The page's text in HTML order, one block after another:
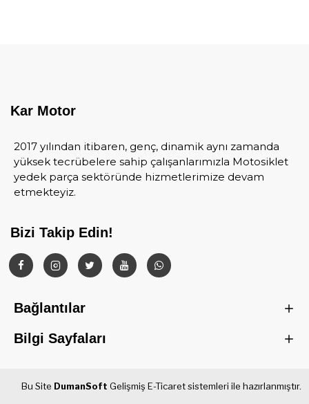
Kar Motor
2017 yılından itibaren, genç, dinamik aynı zamanda
yüksek tecrübelere sahip çalışanlarımızla Motosiklet
yedek parça sektöründe hizmetlerimize devam
etmekteyiz.
Bizi Takip Edin!
Bağlantılar
Bilgi Sayfaları
Bu Site DumanSoft Gelişmiş E-Ticaret sistemleri ile hazırlanmıştır.